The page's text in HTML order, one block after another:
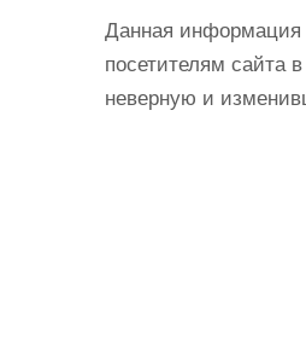
Данная информация
посетителям сайта
неверную и